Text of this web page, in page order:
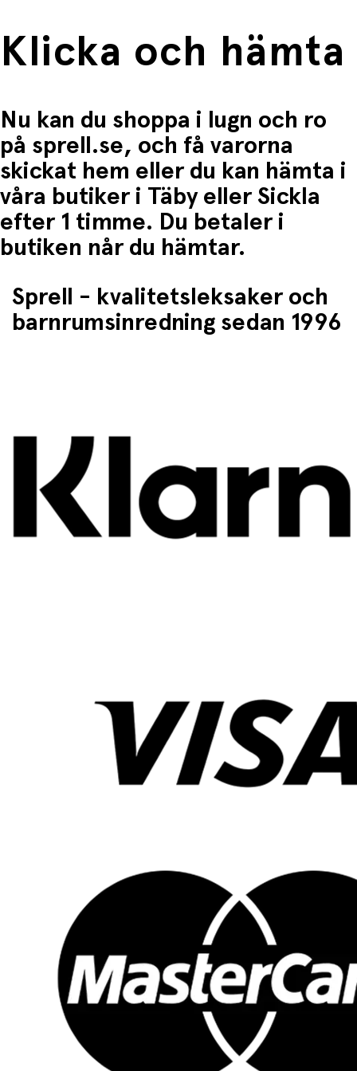
Klicka och hämta
Nu kan du shoppa i lugn och ro
på sprell.se, och få varorna
skickat hem eller du kan hämta i
våra butiker i Täby eller Sickla
efter 1 timme. Du betaler i
butiken når du hämtar.
Sprell - kvalitetsleksaker och
barnrumsinredning sedan 1996